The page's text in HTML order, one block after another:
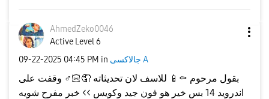
AhmedZeko0046
Active Level 6
‎09-22-2025 04:45 PM in جالاكسى A
بقول مرحوم ⚰️
📱 للاسف لان تحديثاته 🤦🏻‍♂️ وقفت على
اندرويد 14 بس خير هو فون جيد وكويس >> خبر مفرح شويه